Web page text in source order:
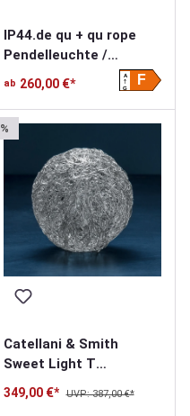
IP44.de qu + qu rope
Pendelleuchte /
ab 260,00 €* F
A
G
%
Catellani & Smith
Sweet Light T
Tischleuchte
349,00 €* UVP: 387,00 €*